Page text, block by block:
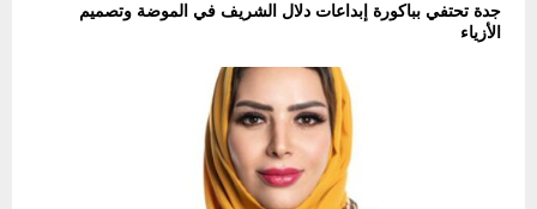
جدة تحتفي بباكورة إبداعات دلال الشريف في الموضة وتصميم
الأزياء